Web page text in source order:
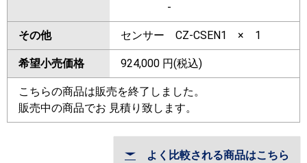
-
その他 センサー CZ-CSEN1 × 1
希望小売価格 924,000 円(税込)
こちらの商品は販売を終了しました。
販売中の商品でお 見積り致します。
よく比較される商品はこちら